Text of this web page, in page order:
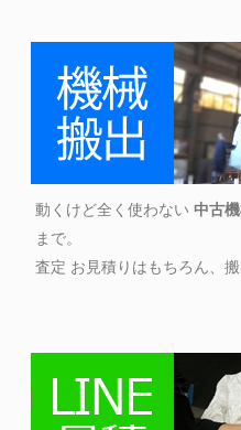
動くけど全く使わない 中古
まで。
査定 お見積りはもちろん、